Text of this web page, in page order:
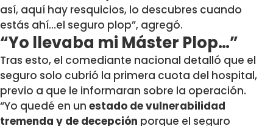
así, aquí hay resquicios, lo descubres cuando
estás ahí…el seguro plop”, agregó.
“Yo llevaba mi Máster Plop…”
Tras esto, el comediante nacional detalló que el
seguro solo cubrió la primera cuota del hospital,
previo a que le informaran sobre la operación.
“Yo quedé en un estado de vulnerabilidad
tremenda y de decepción porque el seguro